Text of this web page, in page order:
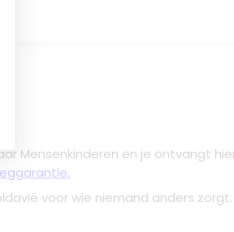
Mensenkinderen en je ontvangt
voor wie niemand anders zorgt.